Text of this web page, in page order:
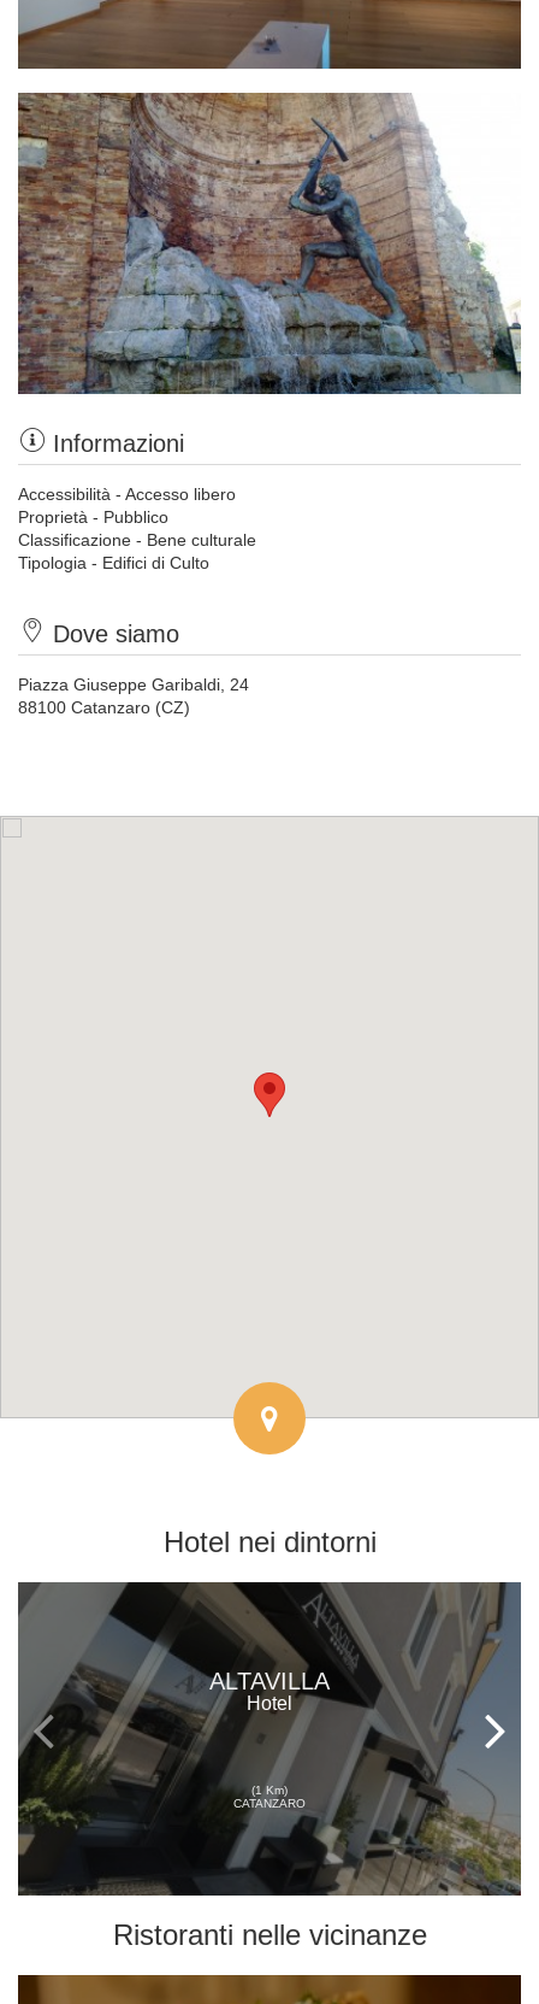
Informazioni
Accessibilità - Accesso libero
Proprietà - Pubblico
Classificazione - Bene culturale
Tipologia - Edifici di Culto
Dove siamo
Piazza Giuseppe Garibaldi, 24
88100 Catanzaro (CZ)
Hotel nei dintorni
ALTAVILLA
Hotel
(1 Km)
CATANZARO
Ristoranti nelle vicinanze